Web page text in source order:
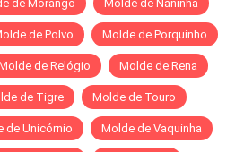
de Morango Molde de Naninha
de Polvo Molde de Porquinho
de Relógio Molde de Rena
de Tigre Molde de Touro
de Unicórnio Molde de Vaquinha